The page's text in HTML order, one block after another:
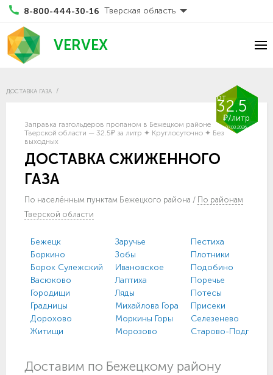
8-800-444-30-16 Тверская область
VERVEX
ДОСТАВКА ГАЗА
от
32.5
₽/литр
07.08.2026
ДОСТАВКА СЖИЖЕННОГО
ГАЗА
Заправка газгольдеров пропаном в Бежецком районе
Тверской области — 32.5₽ за литр ✦ Круглосуточно ✦ Без
выходных
По населённым пунктам Бежецкого района / По районам
Тверской области
Бежецк
Боркино
Борок Сулежский
Васюково
Городищи
Градницы
Дорохово
Житищи
Заручье
Зобы
Ивановское
Лаптиха
Ляды
Михайлова Гора
Моркины Горы
Морозово
Пестиха
Плотники
Подобино
Поречье
Потесы
Присеки
Селезенево
Старово-
Доставим по Бежецкому району